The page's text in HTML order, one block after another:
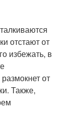
отстают от
избежать, в
от
Также,